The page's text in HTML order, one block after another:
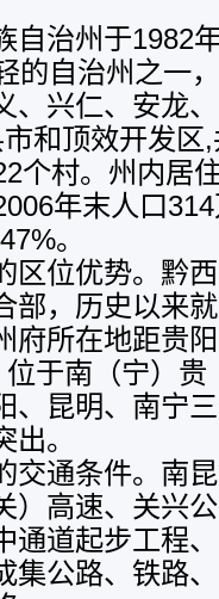
治州于1982
的自治州之一
、兴仁、安龙
和顶效开发区
个村。州内居
年末人口
。
位优势。黔西
部，历史以来
府所在地距贵
于南（宁）
、昆明、南宁
。
通条件。南昆
）高速、关兴
通道起步工程
集公路、铁路